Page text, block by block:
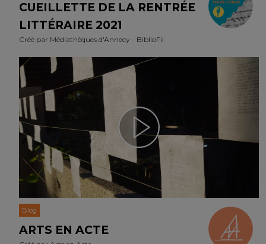
CUEILLETTE DE LA RENTRÉE
LITTÉRAIRE 2021
Créé par Médiathèques d'Annecy - BiblioFil
Blog
ARTS EN ACTE